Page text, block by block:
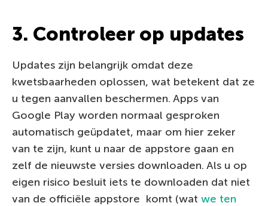
3. Controleer op updates
Updates zijn belangrijk omdat deze
kwetsbaarheden oplossen, wat betekent dat ze
u tegen aanvallen beschermen. Apps van
Google Play worden normaal gesproken
automatisch geüpdatet, maar om hier zeker
van te zijn, kunt u naar de appstore gaan en
zelf de nieuwste versies downloaden. Als u op
eigen risico besluit iets te downloaden dat niet
van de officiële appstore komt (wat we ten